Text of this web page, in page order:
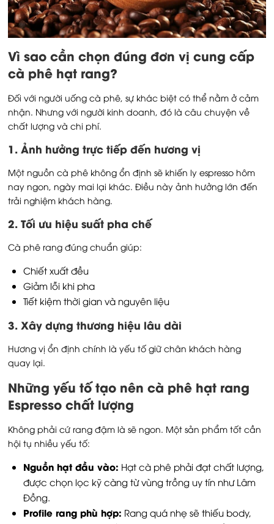
Vì sao cần chọn đúng đơn vị cung cấp
cà phê hạt rang?
Đối với người uống cà phê, sự khác biệt có thể nằm ở cảm
nhận. Nhưng với người kinh doanh, đó là câu chuyện về
chất lượng và chi phí.
1. Ảnh hưởng trực tiếp đến hương vị
Một nguồn cà phê không ổn định sẽ khiến ly espresso hôm
nay ngon, ngày mai lại khác. Điều này ảnh hưởng lớn đến
trải nghiệm khách hàng.
2. Tối ưu hiệu suất pha chế
Cà phê rang đúng chuẩn giúp:
Chiết xuất đều
Giảm lỗi khi pha
Tiết kiệm thời gian và nguyên liệu
3. Xây dựng thương hiệu lâu dài
Hương vị ổn định chính là yếu tố giữ chân khách hàng
quay lại.
Những yếu tố tạo nên cà phê hạt rang
Espresso chất lượng
Không phải cứ rang đậm là sẽ ngon. Một sản phẩm tốt cần
hội tụ nhiều yếu tố:
Nguồn hạt đầu vào: Hạt cà phê phải đạt chất lượng,
được chọn lọc kỹ càng từ vùng trồng uy tín như Lâm
Đồng.
Profile rang phù hợp: Rang quá nhẹ sẽ thiếu body,